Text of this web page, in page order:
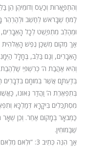
וְהִתְפָּאֲרוּת וְכַעַס וְדוֹמֵיהֶן
לַמֹּחַ שֶׁבָּרֹאשׁ לְחַשֵׁב וּלְהַרְהֵר
וּמֵהַלֵּב מִתְפַּשֵּׁט לְכָל
אַךְ מְקוֹם מִשְׁכַּן נֶפֶשׁ
וְהִיא אַהֲבַת ה’ כְּרִשְׁפֵּי
בְּדַעְתָּם אֲשֶׁר בְּמוֹחָם בִּדְבָרִים
בְּתִפְאֶרֶת ה’ וַהֲדַר גְּאוֹנוֹ,
מִסְתַּכְּלִים בִּיקָרָא דְּמַלְכָּא
כַּמְּבֹאָר בְּמָקוֹם אַחֵר. וְכֵן
שֶׁבַּמּוֹחִין.